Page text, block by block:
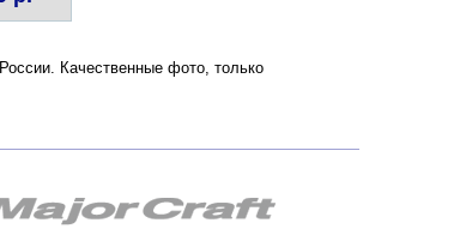
Качественные фото, только